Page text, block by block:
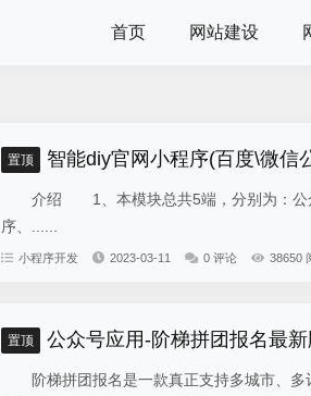
首页 网站建设
置顶 智能diy官网小程序(百度\微信公
介绍 1、本模块总共5端，分别为：公众
序、......
小程序开发 2023-03-11 0 评论 38650
置顶 公众号应用-阶梯拼团报名最
阶梯拼团报名是一款真正支持多城市、多